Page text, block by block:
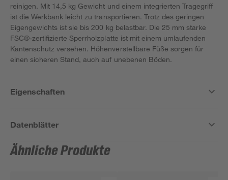
reinigen. Mit 14,5 kg Gewicht und einem integrierten Tragegriff
ist die Werkbank leicht zu transportieren. Trotz des geringen
Eigengewichts ist sie bis 200 kg belastbar. Die 25 mm starke
FSC®-zertifizierte Sperrholzplatte ist mit einem umlaufenden
Kantenschutz versehen. Höhenverstellbare Füße sorgen für
einen sicheren Stand, auch auf unebenen Böden.
Eigenschaften
Datenblätter
Ähnliche Produkte